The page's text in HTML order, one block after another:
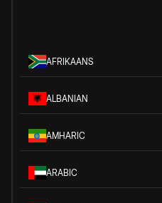
AFRIKAANS
ALBANIAN
AMHARIC
ARABIC